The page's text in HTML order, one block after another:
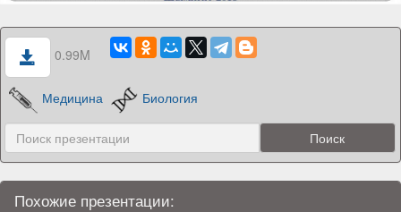
0.99M
Медицина Биология
Похожие презентации: